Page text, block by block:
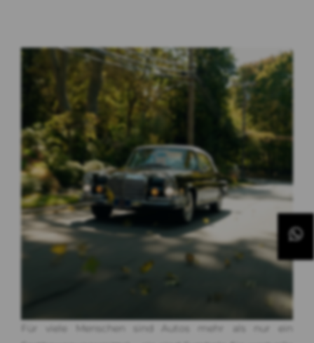
Für viele Menschen sind Autos mehr als nur ein